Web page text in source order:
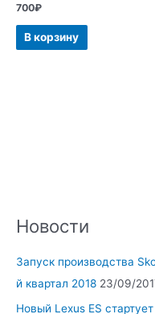
Новости
Запуск производства
й квартал 2018 23/09/
Новый Lexus ES
Оценка
0
из
700₽
В корзину